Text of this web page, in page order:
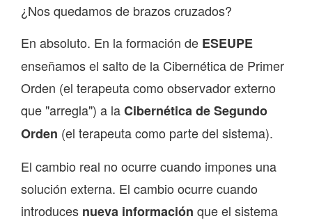
¿Nos quedamos de brazos cruzados?
En absoluto. En la formación de ESEUPE
enseñamos el salto de la Cibernética de Primer
Orden (el terapeuta como observador externo
que "arregla") a laCibernética de Segundo
Orden (el terapeuta como parte del sistema).
El cambio real no ocurre cuando impones una
solución externa. El cambio ocurre cuando
introduces nueva información que el sistema